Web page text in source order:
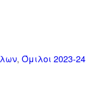
, Όμιλοι 2023-24